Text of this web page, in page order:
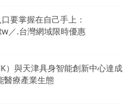
要掌握在自己手上：
／.台灣網域限時優惠
）與天津具身智能創新中心達成
醫療產業生態